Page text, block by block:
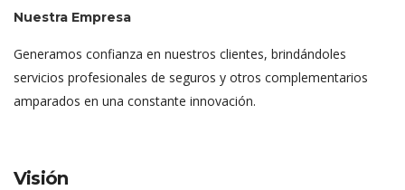
Nuestra Empresa
Generamos confianza en nuestros clientes, brindándoles
servicios profesionales de seguros y otros complementarios
amparados en una constante innovación.
Visión